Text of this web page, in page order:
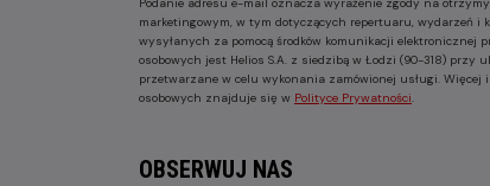
Podanie adresu e-mail oznacza wyrażenie zgody na
marketingowym, w tym dotyczących repertuaru, wydarzeń i
wysyłanych za pomocą środków komunikacji elektronicznej
osobowych jest Helios S.A. z siedzibą w Łodzi (90-318) przy
przetwarzane w celu wykonania zamówionej usługi.
osobowych znajduje się w Polityce Prywatności.
OBSERWUJ NAS